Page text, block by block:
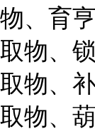
物、育
取物、
取物、
取物、